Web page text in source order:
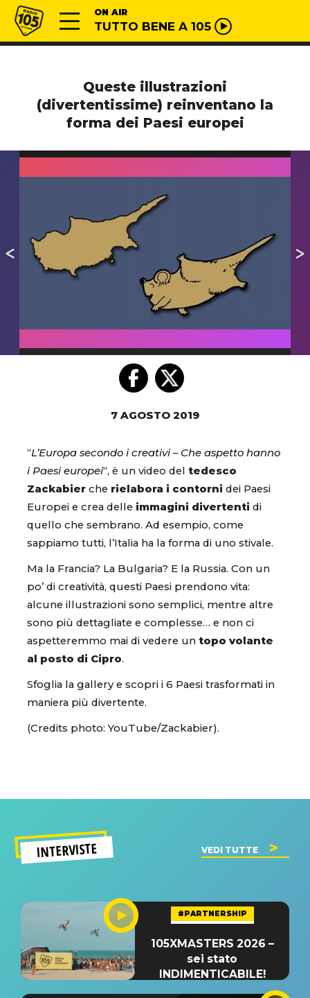
Vai al contenuto
Radio 105 ON AIR
TUTTO BENE A 105
Queste illustrazioni
(divertentissime) reinventano la
forma dei Paesi europei
7 AGOSTO 2019
“L’Europa secondo i creativi – Che aspetto hanno
i Paesi europei“, è un video del tedesco
Zackabier che rielabora i contorni dei Paesi
Europei e crea delle immagini divertenti di
quello che sembrano. Ad esempio, come
sappiamo tutti, l’Italia ha la forma di uno stivale.
Ma la Francia? La Bulgaria? E la Russia. Con un
po’ di creatività, questi Paesi prendono vita:
alcune illustrazioni sono semplici, mentre altre
sono più dettagliate e complesse… e non ci
aspetteremmo mai di vedere un topo volante
al posto di Cipro.
Sfoglia la gallery e scopri i 6 Paesi trasformati in
maniera più divertente.
(Credits photo: YouTube/Zackabier).
INTERVISTE VEDI TUTTE
#PARTNERSHIP
105XMASTERS 2026 –
sei stato
INDIMENTICABILE!